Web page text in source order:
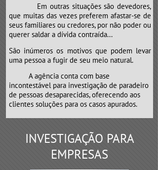
Em outras situações são devedores,
que muitas das vezes preferem afastar-se de
seus familiares ou credores, por não poder ou
querer saldar a dívida contraída...
São inúmeros os motivos que podem levar
uma pessoa a fugir de seu meio natural.
​​​​​​​A agência conta com base
incontestável para investigação de paradeiro
de pessoas desaparecidas, oferecendo aos
clientes soluções para os casos apurados.
INVESTIGAÇÃO PARA
EMPRESAS